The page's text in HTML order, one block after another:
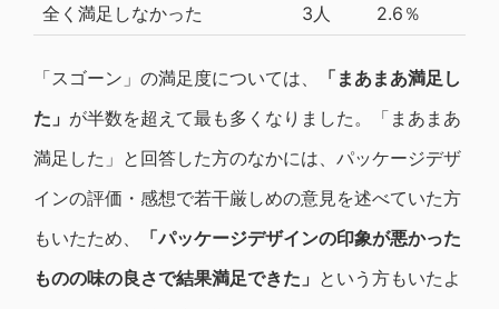
全く満足しなかった
3人 2.6％
「スゴーン」の満足度については、
「まあまあ満足し
た」 が半数を超えて最も多くなりました。「まあまあ
満足した」と回答した方のなかには、パッケージデザ
インの評価・感想で若干厳しめの意見を述べていた方
もいたため、
「パッケージデザインの印象が悪かった
ものの味の良さで結果満足できた」 という方もいたよ